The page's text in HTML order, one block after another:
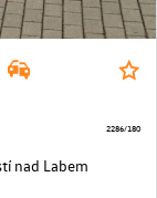
nad Labem
2286/180